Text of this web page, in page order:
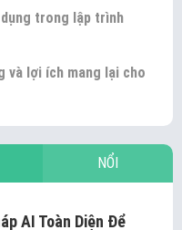
trong lập trình
và lợi ích mang lại cho
NỔI
AI Toàn Diện Để